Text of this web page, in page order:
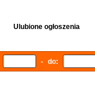
Ulubione ogłoszenia
- do: